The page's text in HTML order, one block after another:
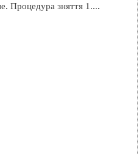
Процедура зняття 1....